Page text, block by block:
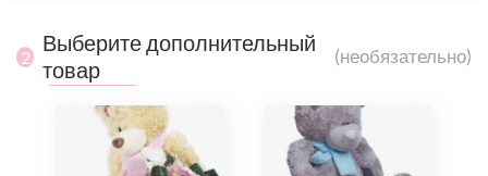
2
Выберите дополнительный
товар
(необязательно)